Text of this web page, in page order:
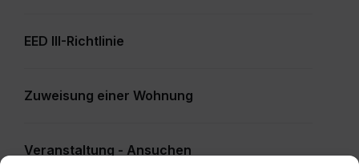
EED III-Richtlinie
Zuweisung einer Wohnung
Veranstaltung - Ansuchen